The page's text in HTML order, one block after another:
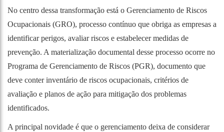
No centro dessa transformação está o Gerenciamento de Riscos
Ocupacionais (GRO), processo contínuo que obriga as empresas a
identificar perigos, avaliar riscos e estabelecer medidas de
prevenção. A materialização documental desse processo ocorre no
Programa de Gerenciamento de Riscos (PGR), documento que
deve conter inventário de riscos ocupacionais, critérios de
avaliação e planos de ação para mitigação dos problemas
identificados.
A principal novidade é que o gerenciamento deixa de considerar